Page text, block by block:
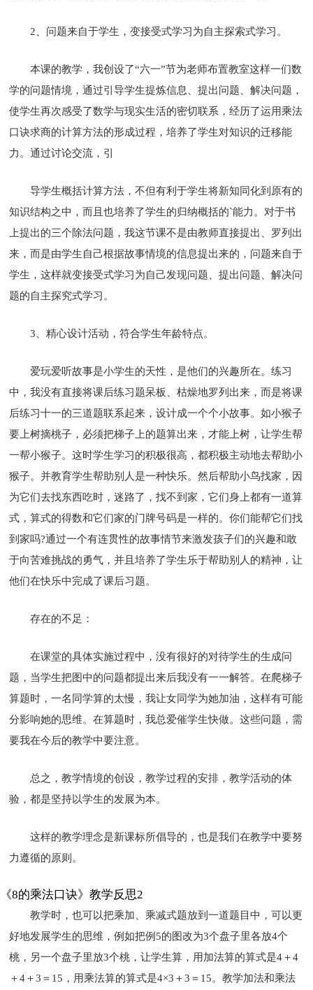
2、问题来自于学生，变接受式学习为自主探索式学习。
本课的教学，我创设了“六一”节为老师布置教室这样一们数
学的问题情境，通过引导学生提炼信息、提出问题、解决问题，
使学生再次感受了数学与现实生活的密切联系，经历了运用乘法
口诀求商的计算方法的形成过程，培养了学生对知识的迁移能
力。通过讨论交流，引
导学生概括计算方法，不但有利于学生将新知同化到原有的
知识结构之中，而且也培养了学生的归纳概括的`能力。对于书
上提出的三个除法问题，我这节课不是由教师直接提出、罗列出
来，而是由学生自己根据故事情境的信息提出来的，问题来自于
学生，这样就变接受式学习为自己发现问题、提出问题、解决问
题的自主探究式学习。
3、精心设计活动，符合学生年龄特点。
爱玩爱听故事是小学生的天性，是他们的兴趣所在。练习
中，我没有直接将课后练习题呆板、枯燥地罗列出来，而是将课
后练习十一的三道题联系起来，设计成一个个小故事。如小猴子
要上树摘桃子，必须把梯子上的题算出来，才能上树，让学生帮
一帮小猴子。这时学生学习的积极很高，都积极主动地去帮助小
猴子。并教育学生帮助别人是一种快乐。然后帮助小鸟找家，因
为它们去找东西吃时，迷路了，找不到家，它们身上都有一道算
式，算式的得数和它们家的门牌号码是一样的。你们能帮它们找
到家吗?通过一个有连贯性的故事情节来激发孩子们的兴趣和敢
于向苦难挑战的勇气，并且培养了学生乐于帮助别人的精神，让
他们在快乐中完成了课后习题。
存在的不足：
在课堂的具体实施过程中，没有很好的对待学生的生成问
题，当学生把图中的问题都提出来后我没有一一解答。在爬梯子
算题时，一名同学算的太慢，我让女同学为她加油，这样有可能
分影响她的思维。在算题时，我总爱催学生快做。这些问题，需
要我在今后的教学中要注意。
总之，教学情境的创设，教学过程的安排，教学活动的体
验，都是坚持以学生的发展为本。
这样的教学理念是新课标所倡导的，也是我们在教学中要努
力遵循的原则。
《8的乘法口诀》教学反思2
教学时，也可以把乘加、乘减式题放到一道题目中，可以更
好地发展学生的思维，例如把例5的图改为3个盘子里各放4个
桃，另一个盘子里放3个桃，让学生算，用加法算的算式是4＋4
＋4＋3＝15，用乘法算的算式是4×3＋3＝15。教学加法和乘法